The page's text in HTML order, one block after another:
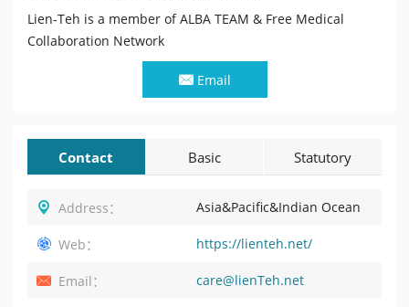
Lien-Teh is a member of ALBA TEAM & Free Medical
Collaboration Network
Email
Contact
Basic
Statutory
Address： Asia&Pacific&Indian Ocean
Web： https://lienteh.net/
Email： care@lienTeh.net